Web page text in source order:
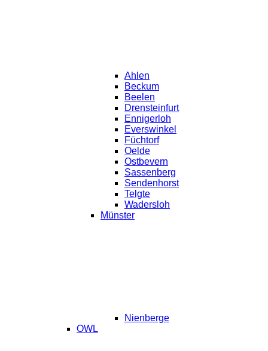
Ahlen
Beckum
Beelen
Drensteinfurt
Ennigerloh
Everswinkel
Füchtorf
Oelde
Ostbevern
Sassenberg
Sendenhorst
Telgte
Wadersloh
Münster
Nienberge
OWL